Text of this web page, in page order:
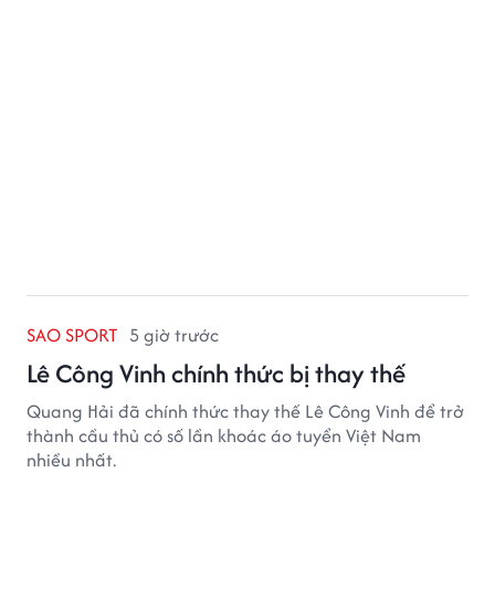
SAO SPORT 5 giờ trước
Lê Công Vinh chính thức bị thay thế
Quang Hải đã chính thức thay thế Lê Công Vinh để trở
thành cầu thủ có số lần khoác áo tuyển Việt Nam
nhiều nhất.